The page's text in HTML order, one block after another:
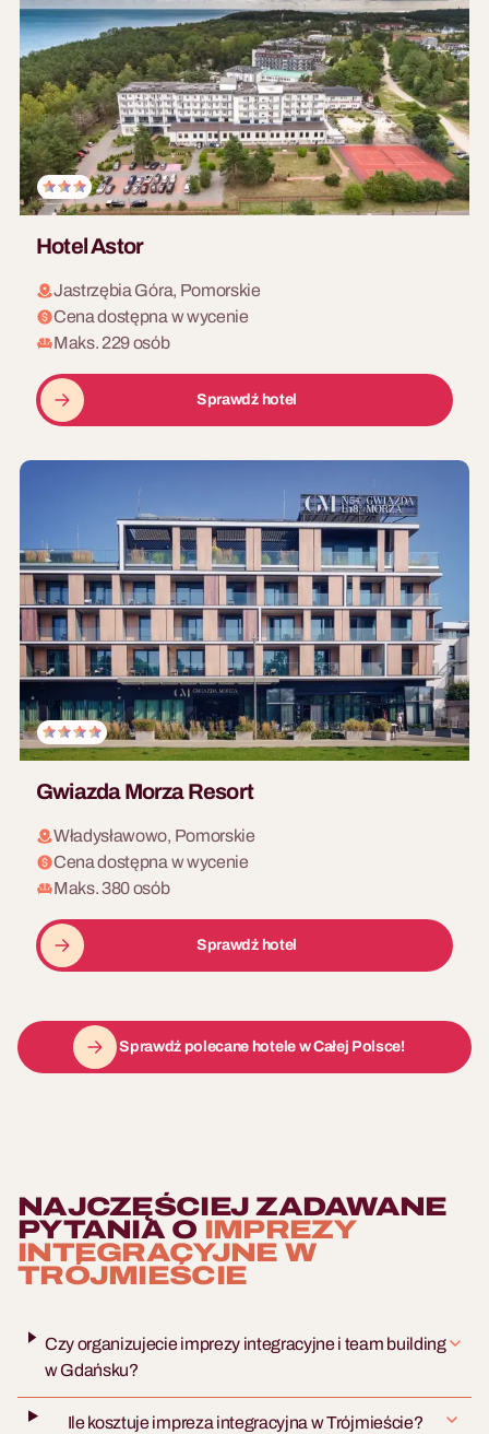
Hotel Astor
Jastrzębia Góra, Pomorskie
Cena dostępna w wycenie
Maks. 229 osób
Sprawdź hotel
Gwiazda Morza Resort
Władysławowo, Pomorskie
Cena dostępna w wycenie
Maks. 380 osób
Sprawdź hotel
Sprawdź polecane hotele w Całej Polsce!
NAJCZĘŚCIEJ ZADAWANE
PYTANIA O IMPREZY
INTEGRACYJNE W
TRÓJMIEŚCIE
Czy organizujecie imprezy integracyjne i team building
w Gdańsku?
Ile kosztuje impreza integracyjna w Trójmieście?